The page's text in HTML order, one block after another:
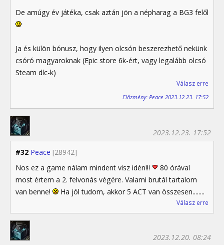
De amúgy év játéka, csak aztán jön a népharag a BG3 felől
Ja és külön bónusz, hogy ilyen olcsón beszerezhető nekünk
csóró magyaroknak (Epic store 6k-ért, vagy legalább olcsó
Steam dlc-k)
Válasz erre
Előzmény: Peace 2023.12.23. 17:52
#32 Peace [28942]
2023.12.23. 17:52
Nos ez a game nálam mindent visz idén!!!
80 órával
most értem a 2. felvonás végére. Valami brutál tartalom
van benne!
Ha jól tudom, akkor 5 ACT van összesen........
Válasz erre
2023.12.20. 08:24